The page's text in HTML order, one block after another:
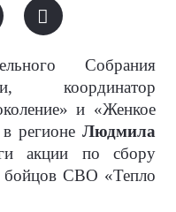
Собрания
координатор
и «Женкое
регионе Людмила
акции по сбору
бойцов СВО «Тепло